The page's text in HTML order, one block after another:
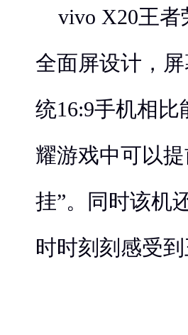
vivo X20王者
全面屏设计，
统16:9手机相
耀游戏中可以
挂”。同时该机
时时刻刻感受